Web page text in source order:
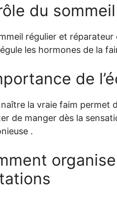
du
régulier et réparateur
les hormones de la
de
la vraie faim permet
de manger dès la
.